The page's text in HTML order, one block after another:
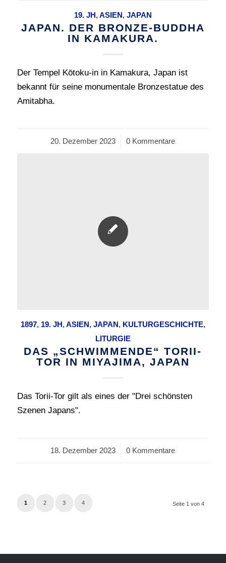
19. JH,ASIEN, JAPAN
JAPAN. DER BRONZE-BUDDHA
IN KAMAKURA.
Der Tempel Kōtoku-in in Kamakura, Japan ist
bekannt für seine monumentale Bronzestatue des
Amitabha.
20. Dezember 2023
/ 0 Kommentare
1897, 19. JH,ASIEN, JAPAN, KULTURGESCHICHTE,
LITURGIE
DAS „SCHWIMMENDE“ TORII-
TOR IN MIYAJIMA, JAPAN
Das Torii-Tor gilt als eines der "Drei schönsten
Szenen Japans".
18. Dezember 2023
/ 0 Kommentare
Seite 1 von 4
1 2 3 4